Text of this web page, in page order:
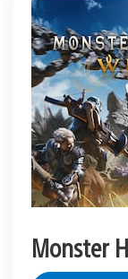
Monster